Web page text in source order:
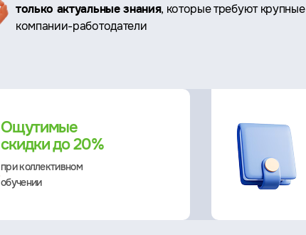
только актуальные знания, которые требуют крупные
компании-работодатели
Ощутимые
скидки до 20%
при коллективном
обучении